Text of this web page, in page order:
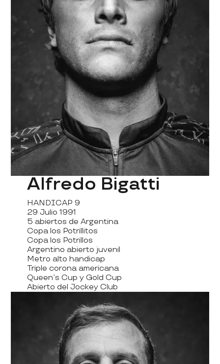
Alfredo Bigatti
HANDICAP 9
29 Julio 1991
5 abiertos de Argentina
Copa los Potrillitos
Copa los Potrillos
Argentino abierto juvenil
Metro alto handicap
Triple corona americana
Queen’s Cup y Gold Cup
Abierto del Jockey Club